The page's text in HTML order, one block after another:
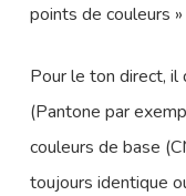
points de couleurs
Pour le ton direct, il
(Pantone par
couleurs de base
toujours identique